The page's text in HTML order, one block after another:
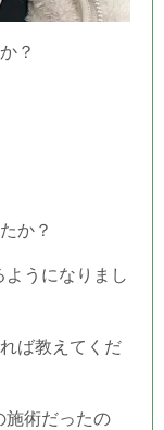
？
か？
うになりまし
ば教えてくだ
施術だったの